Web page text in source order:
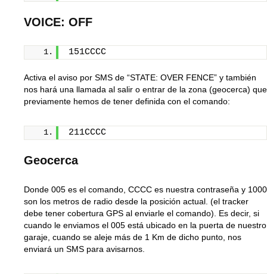
VOICE: OFF
151CCCC
Activa el aviso por SMS de “STATE: OVER FENCE” y también
nos hará una llamada al salir o entrar de la zona (geocerca) que
previamente hemos de tener definida con el comando:
211CCCC
Geocerca
Donde 005 es el comando, CCCC es nuestra contraseña y 1000
son los metros de radio desde la posición actual. (el tracker
debe tener cobertura GPS al enviarle el comando). Es decir, si
cuando le enviamos el 005 está ubicado en la puerta de nuestro
garaje, cuando se aleje más de 1 Km de dicho punto, nos
enviará un SMS para avisarnos.